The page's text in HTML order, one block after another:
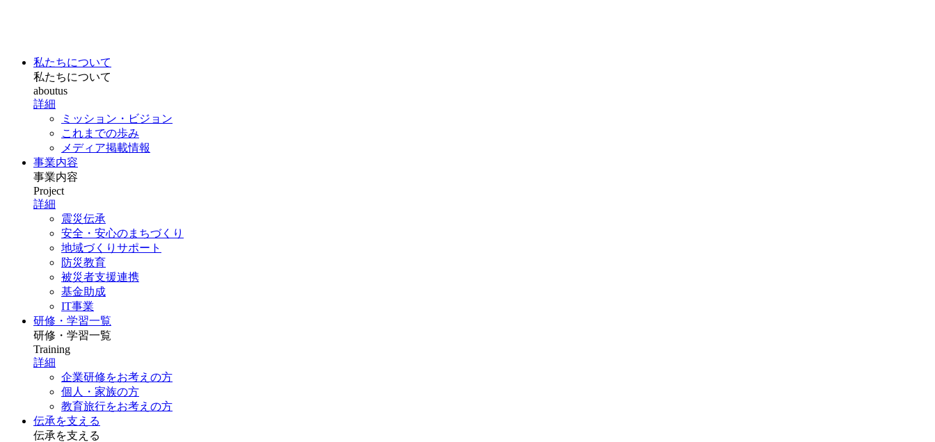
私たちについて
私たちについて
aboutus
詳細
ミッション・ビジョン
これまでの歩み
メディア掲載情報
事業内容
事業内容
Project
詳細
震災伝承
安全・安心のまちづくり
地域づくりサポート
防災教育
被災者支援連携
基金助成
IT事業
研修・学習一覧
研修・学習一覧
Training
詳細
企業研修をお考えの方
個人・家族の方
教育旅行をお考えの方
伝承を支える
伝承を支える